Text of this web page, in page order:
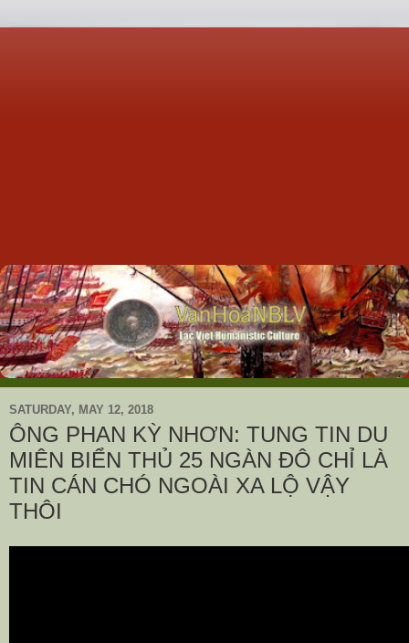
SATURDAY, MAY 12, 2018
ÔNG PHAN KỲ NHƠN: TUNG TIN DU
MIÊN BIỂN THỦ 25 NGÀN ĐÔ CHỈ LÀ
TIN CÁN CHÓ NGOÀI XA LỘ VẬY
THÔI